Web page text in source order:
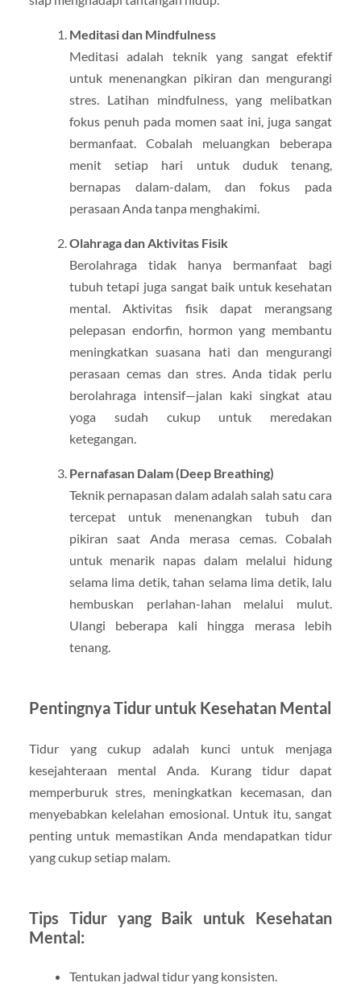
Meditasi dan Mindfulness
Meditasi adalah teknik yang sangat efektif
untuk menenangkan pikiran dan mengurangi
stres. Latihan mindfulness, yang melibatkan
fokus penuh pada momen saat ini, juga sangat
bermanfaat. Cobalah meluangkan beberapa
menit setiap hari untuk duduk tenang,
bernapas dalam-dalam, dan fokus pada
perasaan Anda tanpa menghakimi.
Olahraga dan Aktivitas Fisik
Berolahraga tidak hanya bermanfaat bagi
tubuh tetapi juga sangat baik untuk kesehatan
mental. Aktivitas fisik dapat merangsang
pelepasan endorfin, hormon yang membantu
meningkatkan suasana hati dan mengurangi
perasaan cemas dan stres. Anda tidak perlu
berolahraga intensif—jalan kaki singkat atau
yoga sudah cukup untuk meredakan
ketegangan.
Pernafasan Dalam (Deep Breathing)
Teknik pernapasan dalam adalah salah satu cara
tercepat untuk menenangkan tubuh dan
pikiran saat Anda merasa cemas. Cobalah
untuk menarik napas dalam melalui hidung
selama lima detik, tahan selama lima detik, lalu
hembuskan perlahan-lahan melalui mulut.
Ulangi beberapa kali hingga merasa lebih
tenang.
Pentingnya Tidur untuk Kesehatan Mental
Tidur yang cukup adalah kunci untuk menjaga
kesejahteraan mental Anda. Kurang tidur dapat
memperburuk stres, meningkatkan kecemasan, dan
menyebabkan kelelahan emosional. Untuk itu, sangat
penting untuk memastikan Anda mendapatkan tidur
yang cukup setiap malam.
Tips Tidur yang Baik untuk Kesehatan
Mental:
Tentukan jadwal tidur yang konsisten.